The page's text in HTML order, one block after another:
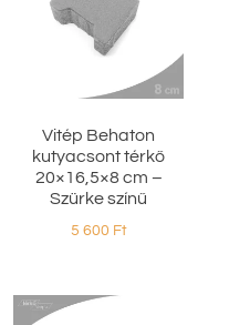
Vitép Behaton
kutyacsont térkő
20×16,5×8 cm –
Szürke színű
5 600 Ft